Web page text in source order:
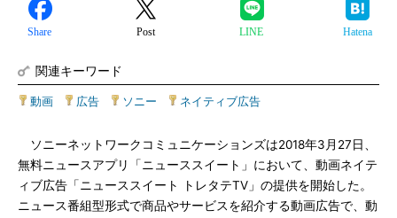
Share Post LINE Hatena
関連キーワード
動画 広告 ソニー ネイティブ広告
ソニーネットワークコミュニケーションズは2018年3月27日、
無料ニュースアプリ「ニューススイート」において、動画ネイテ
ィブ広告「ニューススイート トレタテTV」の提供を開始した。
ニュース番組型形式で商品やサービスを紹介する動画広告で、動